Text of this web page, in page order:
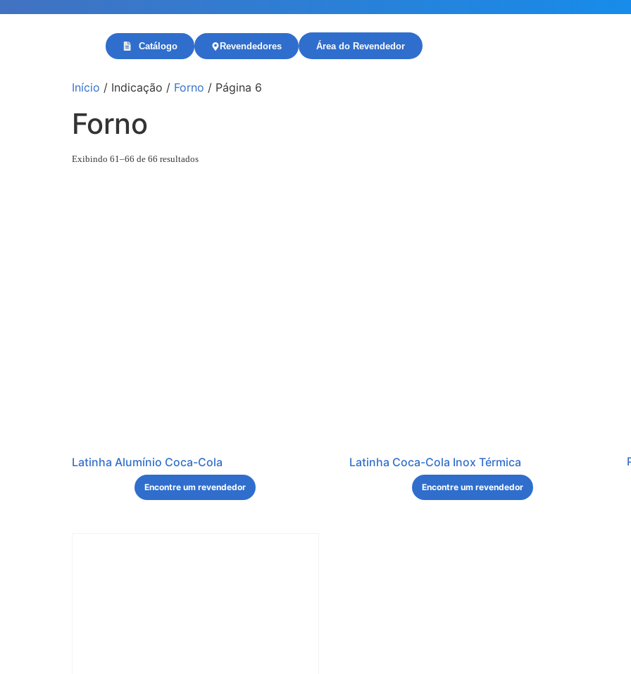
Catálogo Revendedores Área do Revendedor
Início / Indicação / Forno / Página 6
Forno
Exibindo 61–66 de 66 resultados
Latinha Alumínio Coca-Cola
Encontre um revendedor
Latinha Coca-Cola Inox Térmica
Encontre um revendedor